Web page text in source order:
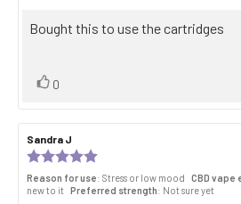
5
Review
Bought this to use the cartridges
Vote
0
Review
author:
Sandra J
date:
5.0
out
Reason for use: Stress or low mood CBD vape
new to it
Preferred strength: Not sure yet